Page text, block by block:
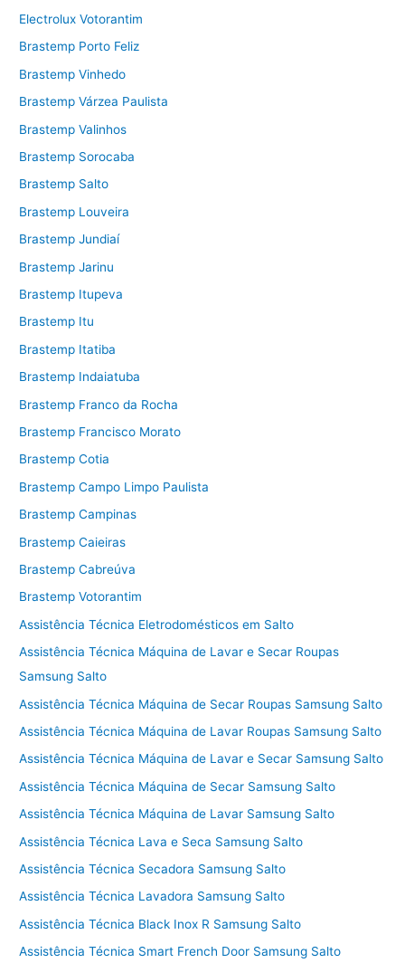
Electrolux Votorantim
Brastemp Porto Feliz
Brastemp Vinhedo
Brastemp Várzea Paulista
Brastemp Valinhos
Brastemp Sorocaba
Brastemp Salto
Brastemp Louveira
Brastemp Jundiaí
Brastemp Jarinu
Brastemp Itupeva
Brastemp Itu
Brastemp Itatiba
Brastemp Indaiatuba
Brastemp Franco da Rocha
Brastemp Francisco Morato
Brastemp Cotia
Brastemp Campo Limpo Paulista
Brastemp Campinas
Brastemp Caieiras
Brastemp Cabreúva
Brastemp Votorantim
Assistência Técnica Eletrodomésticos em Salto
Assistência Técnica Máquina de Lavar e Secar Roupas
Samsung Salto
Assistência Técnica Máquina de Secar Roupas Samsung Salto
Assistência Técnica Máquina de Lavar Roupas Samsung Salto
Assistência Técnica Máquina de Lavar e Secar Samsung Salto
Assistência Técnica Máquina de Secar Samsung Salto
Assistência Técnica Máquina de Lavar Samsung Salto
Assistência Técnica Lava e Seca Samsung Salto
Assistência Técnica Secadora Samsung Salto
Assistência Técnica Lavadora Samsung Salto
Assistência Técnica Black Inox R Samsung Salto
Assistência Técnica Smart French Door Samsung Salto